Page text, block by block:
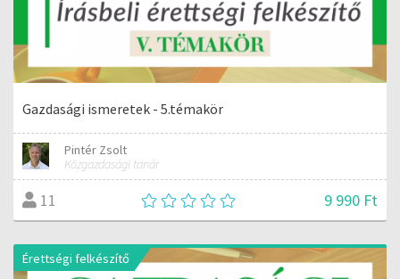
Gazdasági ismeretek - 5.témakör
Pintér Zsolt
Közgazdasági tanár
11 9 990 Ft
Érettségi felkészítő